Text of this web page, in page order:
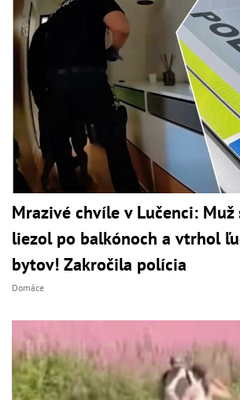
Mrazivé chvíle v Lučenci: Muž
liezol po balkónoch a vtrhol
bytov! Zakročila polícia
Domáce